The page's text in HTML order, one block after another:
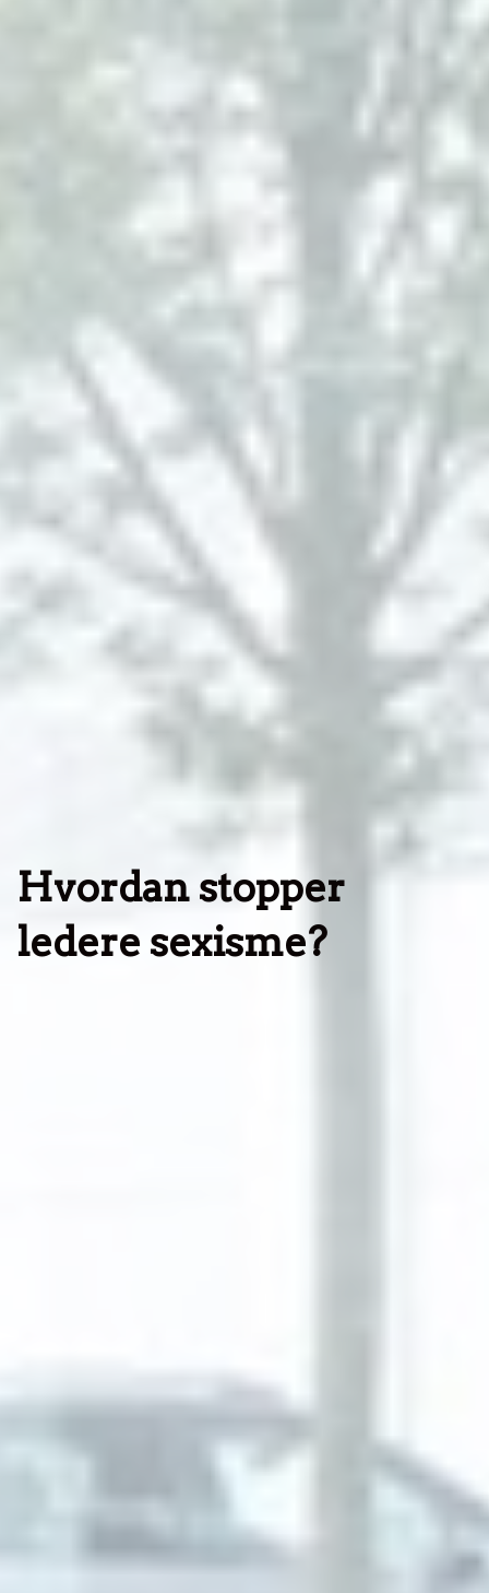
Hvordan stopper
ledere sexisme?